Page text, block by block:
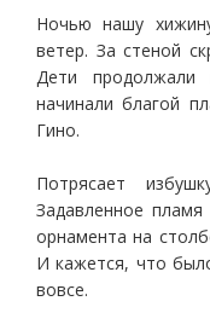
Ночью нашу
ветер. За стеной
Дети
начинали благой
Гино.
Потрясает
Задавленное
орнамента на
И кажется, что
вовсе.